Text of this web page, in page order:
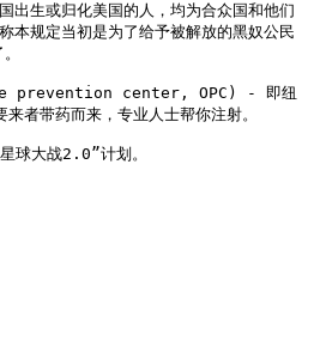
出生或归化美国的人，均为合众国和他们
本规定当初是为了给予被解放的黑奴公民
prevention center, OPC) - 即纽
者带药而来，专业人士帮你注射。